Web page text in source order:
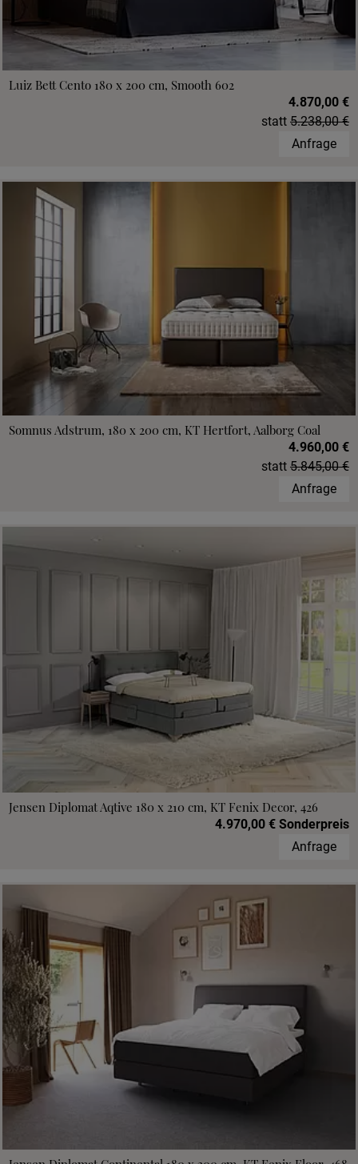
Luiz Bett Cento 180 x 200 cm, Smooth 602
4.870,00 €
statt 5.238,00 €
Anfrage
Somnus Adstrum, 180 x 200 cm, KT Hertfort, Aalborg Coal
4.960,00 €
statt 5.845,00 €
Anfrage
Jensen Diplomat Aqtive 180 x 210 cm, KT Fenix Decor, 426
4.970,00 € Sonderpreis
Anfrage